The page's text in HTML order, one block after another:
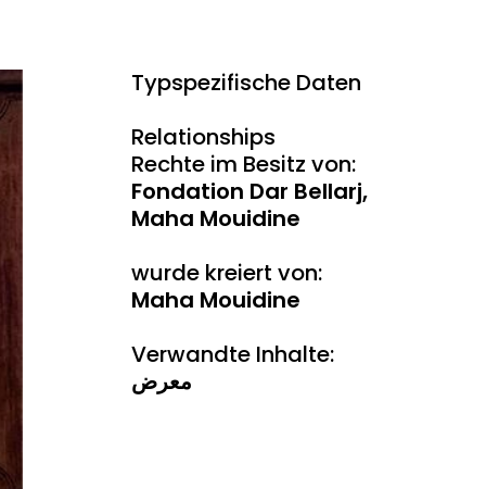
Typspezifische Daten
Relationships
Rechte im Besitz von:
Fondation Dar Bellarj,
Maha Mouidine
wurde kreiert von:
Maha Mouidine
Verwandte Inhalte:
معرض